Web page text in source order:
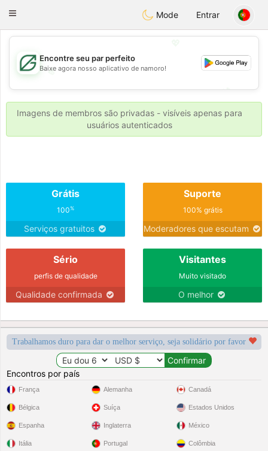
Dating
Toggle
Mode Entrar
💖
💕
💕
Encontre seu par perfeito
Baixe agora nosso aplicativo de namoro!
Imagens de membros são privadas - visíveis apenas para
usuários autenticados
Grátis
100%
Serviços gratuitos
Suporte
100% grátis
Moderadores que escutam
Sério
perfis de qualidade
Qualidade confirmada
Visitantes
Muito visitado
O melhor
Trabalhamos duro para dar o melhor serviço, seja solidário por favor
Encontros por país
França
Bélgica
Espanha
Itália
Alemanha
Suíça
Inglaterra
Portugal
Canadá
Estados Unidos
México
Colômbia